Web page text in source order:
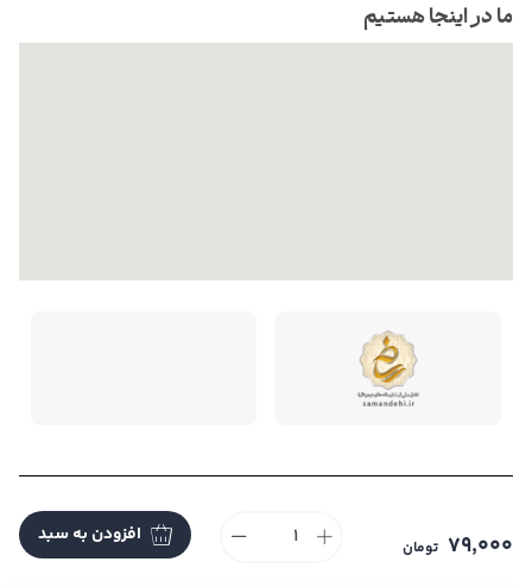
79,000 تومان
افزودن به سبد
ما در اینجا هستیم
تمام حقوق این فروشگاه متعلق به می باشد. |طراحی و
توسعه ایندکس